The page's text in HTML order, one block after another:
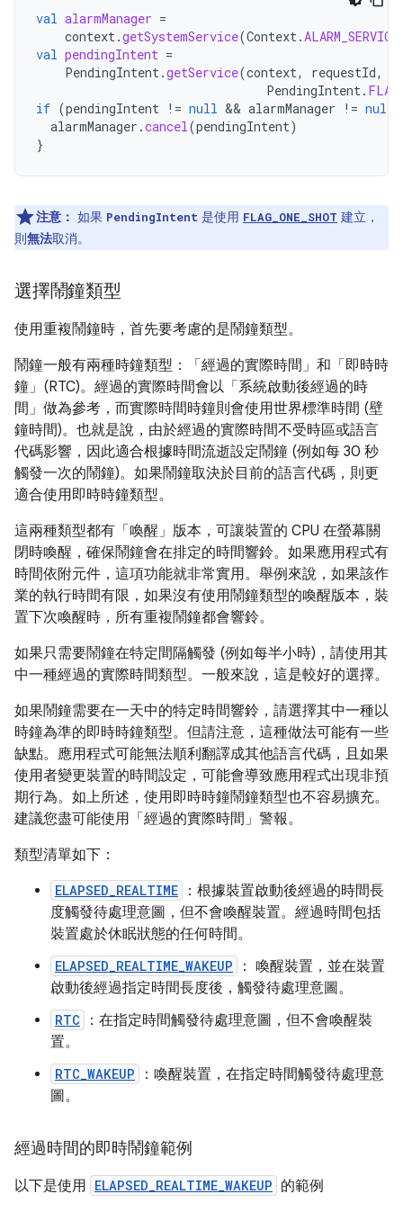
val alarmManager =
context.getSystemService(Context.ALARM_SERVICE
val pendingIntent =
PendingIntent.getService(context, requestId,
PendingIntent.
if (pendingIntent != null && alarmManager != null
alarmManager .cancel(pendingIntent)
}
注意： 如果 PendingIntent 是使用 FLAG_ONE_SHOT 建立，
則無法取消。
選擇鬧鐘類型
使用重複鬧鐘時，首先要考慮的是鬧鐘類型。
鬧鐘一般有兩種時鐘類型：「經過的實際時間」和「即時時
鐘」(RTC)。經過的實際時間會以「系統啟動後經過的時
間」做為參考，而實際時間時鐘則會使用世界標準時間 (壁
鐘時間)。也就是說，由於經過的實際時間不受時區或語言
代碼影響，因此適合根據時間流逝設定鬧鐘 (例如每 30 秒
觸發一次的鬧鐘)。如果鬧鐘取決於目前的語言代碼，則更
適合使用即時時鐘類型。
這兩種類型都有「喚醒」版本，可讓裝置的 CPU 在螢幕關
閉時喚醒，確保鬧鐘會在排定的時間響鈴。如果應用程式有
時間依附元件，這項功能就非常實用。舉例來說，如果該作
業的執行時間有限，如果沒有使用鬧鐘類型的喚醒版本，裝
置下次喚醒時，所有重複鬧鐘都會響鈴。
如果只需要鬧鐘在特定間隔觸發 (例如每半小時)，請使用其
中一種經過的實際時間類型。一般來說，這是較好的選擇。
如果鬧鐘需要在一天中的特定時間響鈴，請選擇其中一種以
時鐘為準的即時時鐘類型。但請注意，這種做法可能有一些
缺點。應用程式可能無法順利翻譯成其他語言代碼，且如果
使用者變更裝置的時間設定，可能會導致應用程式出現非預
期行為。如上所述，使用即時時鐘鬧鐘類型也不容易擴充。
建議您盡可能使用「經過的實際時間」警報。
類型清單如下：
ELAPSED_REALTIME
：根據裝置啟動後經過的時間長
度觸發待處理意圖，但不會喚醒裝置。經過時間包括
裝置處於休眠狀態的任何時間。
ELAPSED_REALTIME_WAKEUP
： 喚醒裝置，並在裝置
啟動後經過指定時間長度後，觸發待處理意圖。
RTC
：在指定時間觸發待處理意圖，但不會喚醒裝
置。
RTC_WAKEUP
：喚醒裝置，在指定時間觸發待處理意
圖。
經過時間的即時鬧鐘範例
以下是使用 ELAPSED_REALTIME_WAKEUP 的範例